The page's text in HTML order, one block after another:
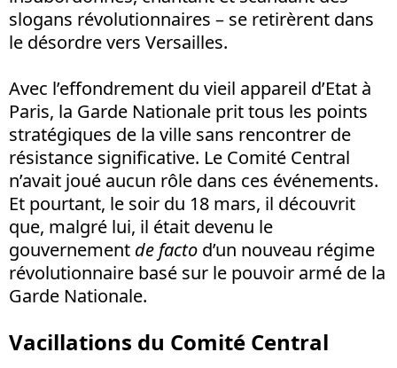
slogans révolutionnaires – se retirèrent dans
le désordre vers Versailles.
Avec l’effondrement du vieil appareil d’Etat à
Paris, la Garde Nationale prit tous les points
stratégiques de la ville sans rencontrer de
résistance significative. Le Comité Central
n’avait joué aucun rôle dans ces événements.
Et pourtant, le soir du 18 mars, il découvrit
que, malgré lui, il était devenu le
gouvernement de facto d’un nouveau régime
révolutionnaire basé sur le pouvoir armé de la
Garde Nationale.
Vacillations du Comité Central